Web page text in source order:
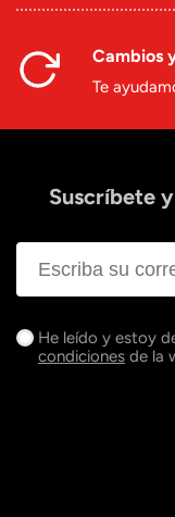
Cambios
Te
Suscríbete
He leído y estoy
condiciones de la